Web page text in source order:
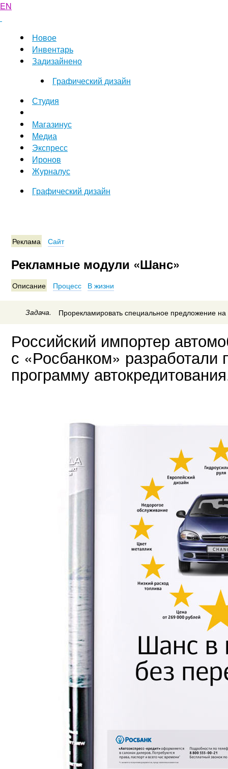
EN
Новое
Инвентарь
Задизайнено
Графический дизайн
Студия
Магазинус
Медиа
Экспресс
Иронов
Журналус
Графический дизайн
Реклама Сайт
Рекламные модули «Шанс»
Описание Процесс В жизни
Задача. Прорекламировать специальное предложение на
Российский импортер
с «Росбанком» разработали
программу